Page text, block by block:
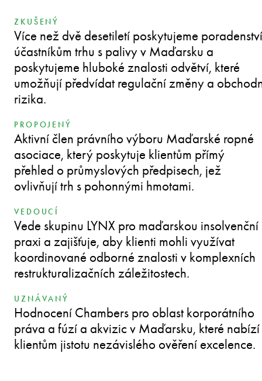
ZKUŠENÝ
Více než dvě desetiletí poskytujeme poradenství
účastníkům trhu s palivy v Maďarsku a
poskytujeme hluboké znalosti odvětví, které
umožňují předvídat regulační změny a
rizika.
PROPOJENÝ
Aktivní člen právního výboru Maďarské ropné
asociace, který poskytuje klientům přímý
přehled o průmyslových předpisech, jež
ovlivňují trh s pohonnými hmotami.
VEDOUCÍ
Vede skupinu LYNX pro maďarskou insolvenční
praxi a zajišťuje, aby klienti mohli využívat
koordinované odborné znalosti v komplexních
restrukturalizačních záležitostech.
UZNÁVANÝ
Hodnocení Chambers pro oblast korporátního
práva a fúzí a akvizic v Maďarsku, které nabízí
klientům jistotu nezávislého ověření excelence.